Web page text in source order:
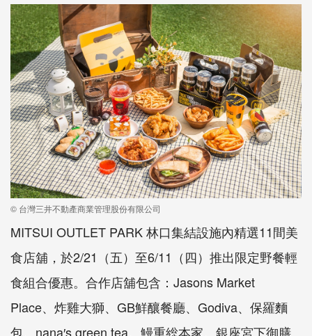
© 台灣三井不動產商業管理股份有限公司
MITSUI OUTLET PARK 林口集結設施內精選11間美
食店舖，於2/21（五）至6/11（四）推出限定野餐輕
食組合優惠。合作店舖包含：Jasons Market
Place、炸雞大獅、GB鮮釀餐廳、Godiva、保羅麵
包、nana′s green tea、鰻重総本家、銀座宮下御膳